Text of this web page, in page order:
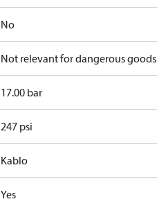
No
Not relevant for dangerous goods
17.00 bar
247 psi
Kablo
Yes